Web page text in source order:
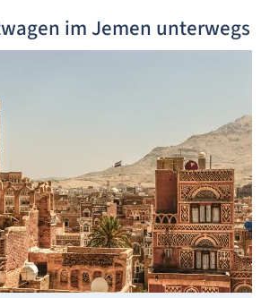
im Jemen unterwegs